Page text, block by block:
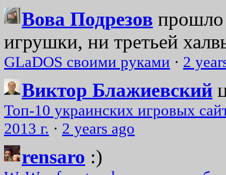
Вова Подрезов прошло
игрушки, ни третьей
GLaDOS своими руками · 2
Виктор Блажиевский
Топ-10 украинских игровых
2013 г. · 2 years ago
rensaro :)